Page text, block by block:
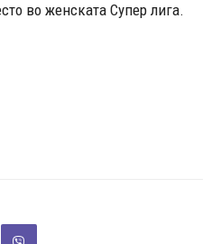
во женската Супер лига.